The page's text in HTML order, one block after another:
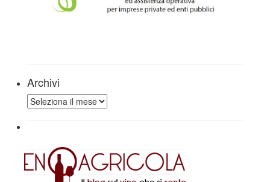
Archivi
Archivi